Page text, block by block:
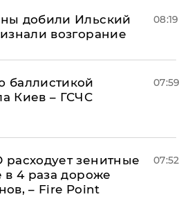
добили Ильский
возгорание
08:19
Киев – ГСЧС
07:59
зенитные
в 4 раза дороже
– Fire Point
07:52